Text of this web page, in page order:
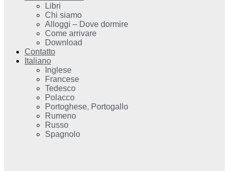
Libri
Chi siamo
Alloggi – Dove dormire
Come arrivare
Download
Contatto
Italiano
Inglese
Francese
Tedesco
Polacco
Portoghese, Portogallo
Rumeno
Russo
Spagnolo